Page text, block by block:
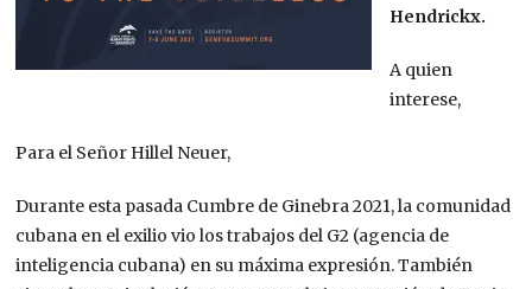
Hendrickx.
A quien
interese,
Para el Señor Hillel Neuer,
Durante esta pasada Cumbre de Ginebra 2021, la comunidad
cubana en el exilio vio los trabajos del G2 (agencia de
inteligencia cubana) en su máxima expresión. También